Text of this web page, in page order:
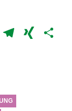
LinkedIn